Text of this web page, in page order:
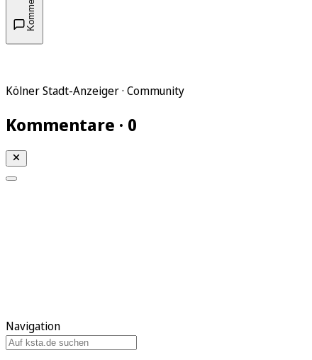
Kölner Stadt-Anzeiger · Community
Kommentare · 0
Navigation